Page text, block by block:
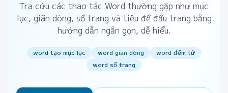
Tra cứu các thao tác Word thường gặp như mục
lục, giãn dòng, số trang và tiêu đề đầu trang bằng
hướng dẫn ngắn gọn, dễ hiểu.
word tạo mục lục word giãn dòng
word đếm từ
word số trang